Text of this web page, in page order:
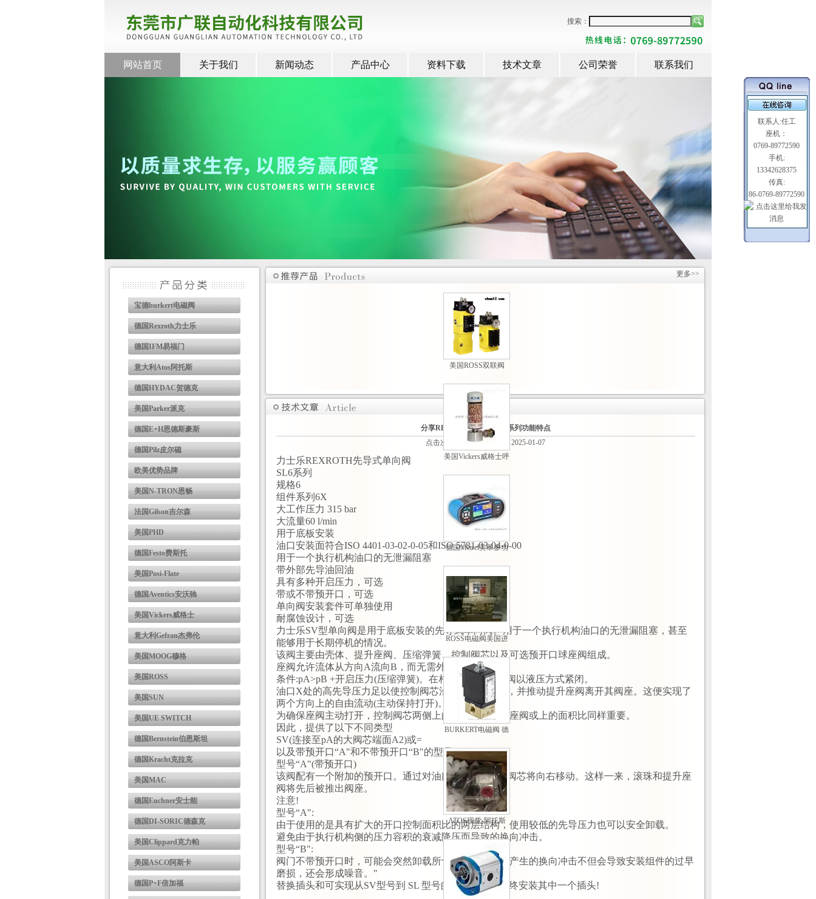
搜索：
网站首页 关于我们 新闻动态 产品中心 资料下载 技术文章 公司荣誉 联系我们
宝德burkert电磁阀
德国Rexroth力士乐
德国IFM易福门
意大利Atos阿托斯
德国HYDAC贺德克
美国Parker派克
德国E+H恩德斯豪斯
德国Pilz皮尔磁
欧美优势品牌
美国N-TRON恩畅
法国Gilson吉尔森
美国PHD
德国Festo费斯托
美国Posi-Flate
德国Aventics安沃驰
美国Vickers威格士
意大利Gefran杰弗伦
美国MOOG穆格
美国ROSS
美国SUN
美国UE SWITCH
德国Bernstein伯恩斯坦
德国Kracht克拉克
美国MAC
德国Euchner安士能
德国DI-SORIC德森克
美国Clippard克力帕
美国ASCO阿斯卡
德国P+F倍加福
更多>>
美国ROSS双联阀
卖
美国Vickers威格士呼
德国Metrel美翠多功
ROSS电磁阀美国进
口 型号齐全 *
BURKERT电磁阀 德
ATOS现货-阿托斯
PM型手动泵现货
分享REXROTH单向阀SL6系列功能特点
点击次数：753 更新时间：2025-01-07
力士乐REXROTH先导式单向阀
SL6系列
规格6
组件系列6X
大工作压力 315 bar
大流量60 l/min
用于底板安装
油口安装面符合ISO 4401-03-02-0-05和ISO 5781-03-04-0-00
用于一个执行机构油口的无泄漏阻塞
带外部先导油回油
具有多种开启压力，可选
带或不带预开口，可选
单向阀安装套件可单独使用
耐腐蚀设计，可选
力士乐SV型单向阀是用于底板安装的先导式单向阀。用于一个执行机构油口的无泄漏阻塞，甚至
能够用于长期停机的情况。
该阀主要由壳体、提升座阀、压缩弹簧、控制阀芯以及可选预开口球座阀组成。
座阀允许流体从方向A流向B，而无需外部先导压力。
条件:pA>pB +开启压力(压缩弹簧)。在相反方向上，座阀以液压方式紧闭。
油口X处的高先导压力足以使控制阀芯沿座阀方向移动，并推动提升座阀离开其阀座。这便实现了
两个方向上的自由流动(主动保持打开)。
为确保座阀主动打开，控制阀芯两侧上的压力比与提升座阀或上的面积比同样重要。
因此，提供了以下不同类型
SV(连接至pA的大阀芯端面A2)或=
以及带预开口“A"和不带预开口“B"的型号。
型号“A"(带预开口)
该阀配有一个附加的预开口。通过对油口X加压，控制阀芯将向右移动。这样一来，滚珠和提升座
阀将先后被推出阀座。
注意!
型号“A":
由于使用的是具有扩大的开口控制面积比的两层结构，使用较低的先导压力也可以安全卸载。
避免由于执行机构侧的压力容积的衰减降压而导致的换向冲击。
型号“B":
阀门不带预开口时，可能会突然卸载所含的压力容积。产生的换向冲击不但会导致安装组件的过早
磨损，还会形成噪音。"
替换插头和可实现从SV型号到 SL 型号的修改。必须始终安装其中一个插头!
联系人:任工
座机：
0769-89772590
手机:
13342628375
传真:
86-0769-89772590